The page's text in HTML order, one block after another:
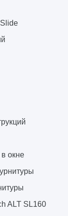
окне
ALT SL160